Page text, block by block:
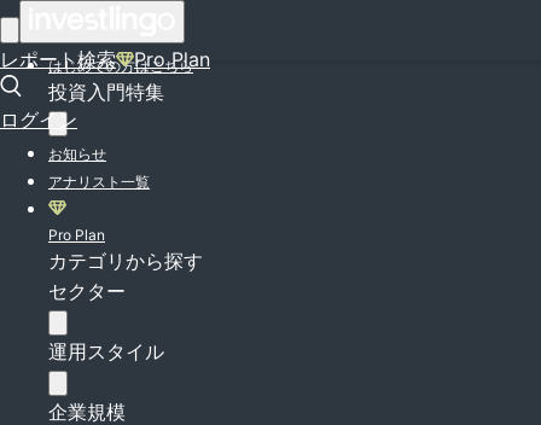
レポート検索 Pro Plan
ログイン
はじめての方はこちら
投資入門特集
お知らせ
アナリスト一覧
Pro Plan
カテゴリから探す
セクター
運用スタイル
企業規模